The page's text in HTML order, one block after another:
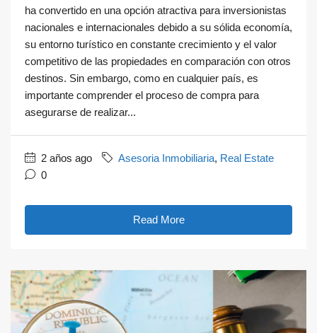
ha convertido en una opción atractiva para inversionistas
nacionales e internacionales debido a su sólida economía,
su entorno turístico en constante crecimiento y el valor
competitivo de las propiedades en comparación con otros
destinos. Sin embargo, como en cualquier país, es
importante comprender el proceso de compra para
asegurarse de realizar...
2 años ago Asesoria Inmobiliaria, Real Estate
0
Read More